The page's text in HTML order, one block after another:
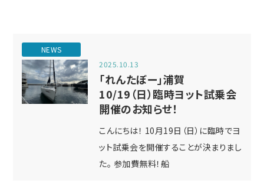
NEWS
2025.10.13
「れんたぼー」浦賀
10/19（日）臨時ヨット試乗会
開催のお知らせ！
こんにちは！ 10月19日（日）に臨時でヨ
ット試乗会を開催することが決まりまし
た。 参加費無料！船